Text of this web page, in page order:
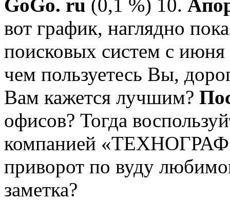
GoGo. ru (0,1 %) 10.
вот график, наглядно
поисковых систем с
чем пользуетесь Вы,
Вам кажется лучшим?
офисов? Тогда
компанией
приворот по вуду
заметка?